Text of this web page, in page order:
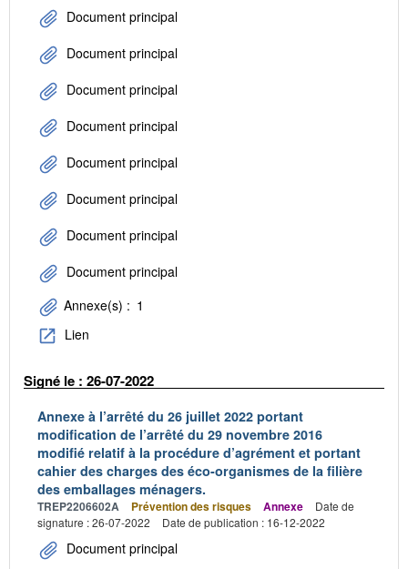
Document principal
Document principal
Document principal
Document principal
Document principal
Document principal
Document principal
Document principal
Annexe(s) : 1
Lien
Signé le : 26-07-2022
Annexe à l’arrêté du 26 juillet 2022 portant
modification de l’arrêté du 29 novembre 2016
modifié relatif à la procédure d’agrément et portant
cahier des charges des éco-organismes de la filière
des emballages ménagers.
TREP2206602A Prévention des risques Annexe
Date de
signature : 26-07-2022
Date de publication : 16-12-2022
Document principal